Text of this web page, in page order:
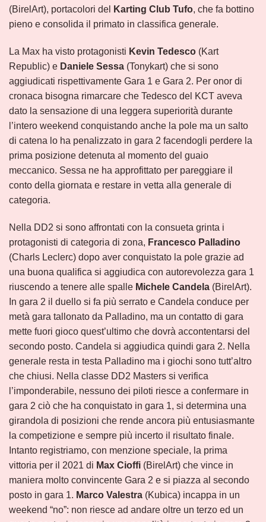
(BirelArt), portacolori del
Karting Club Tufo, che fa bottino
pieno e consolida il primato in classifica generale.
La Max ha visto protagonisti Kevin Tedesco (Kart
Republic) e Daniele Sessa (Tonykart) che si sono
aggiudicati rispettivamente Gara 1 e Gara 2. Per onor di
cronaca bisogna rimarcare che Tedesco del KCT aveva
dato la sensazione di una leggera superiorità durante
l’intero weekend conquistando anche la pole ma un salto
di catena lo ha penalizzato in gara 2 facendogli perdere la
prima posizione detenuta al momento del guaio
meccanico. Sessa ne ha approfittato per pareggiare il
conto della giornata e restare in vetta alla generale di
categoria.
Nella DD2 si sono affrontati con la consueta grinta i
protagonisti di categoria di zona, Francesco Palladino
(Charls Leclerc) dopo aver conquistato la pole grazie ad
una buona qualifica si aggiudica con autorevolezza gara 1
riuscendo a tenere alle spalle Michele Candela (BirelArt).
In gara 2 il duello si fa più serrato e Candela conduce per
metà gara tallonato da Palladino, ma un contatto di gara
mette fuori gioco quest’ultimo che dovrà accontentarsi del
secondo posto. Candela si aggiudica quindi gara 2. Nella
generale resta in testa Palladino ma i giochi sono tutt’altro
che chiusi. Nella classe DD2 Masters si verifica
l’imponderabile, nessuno dei piloti riesce a confermare in
gara 2 ciò che ha conquistato in gara 1, si determina una
girandola di posizioni che rende ancora più entusiasmante
la competizione e sempre più incerto il risultato finale.
Intanto registriamo, con menzione speciale, la prima
vittoria per il 2021 di Max Cioffi (BirelArt) che vince in
maniera molto convincente Gara 2 e si piazza al secondo
posto in gara 1. Marco Valestra (Kubica) incappa in un
weekend “no”: non riesce ad andare oltre un terzo ed un